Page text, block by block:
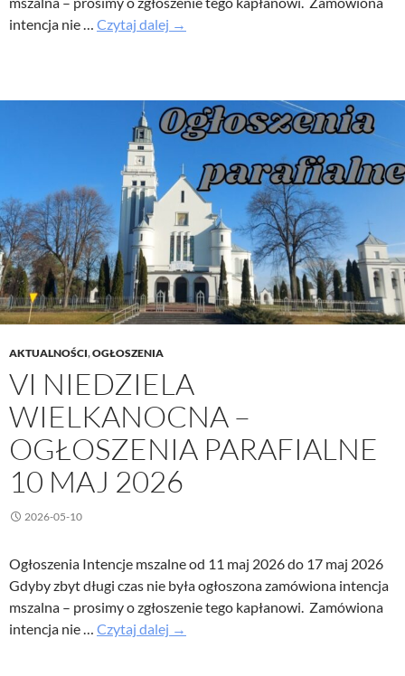
intencja nie … Czytaj dalej Uroczystość
Ogłoszenia
parafialne
maj
2026
→
AKTUALNOŚCI,OGŁOSZENIA
VI NIEDZIELA
WIELKANOCNA –
OGŁOSZENIA PARAFIALNE
10 MAJ 2026
2026-05-10
Ogłoszenia Intencje mszalne od 11 maj 2026 do 17 maj 2026
Gdyby zbyt długi czas nie była ogłoszona zamówiona intencja
mszalna – prosimy o zgłoszenie tego kapłanowi. Zamówiona
intencja nie … Czytaj dalej VI
→